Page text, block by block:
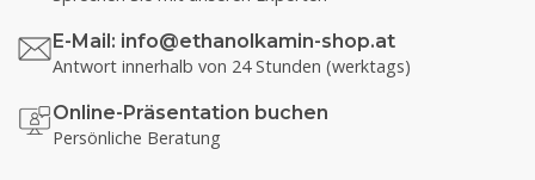
E-Mail: info@ethanolkamin-shop.at
Antwort innerhalb von 24 Stunden (werktags)
Online-Präsentation buchen
Persönliche Beratung